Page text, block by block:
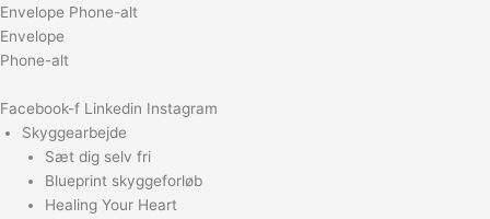
Gå
til
indholdet
Envelope Phone-alt
Envelope
Phone-alt
Facebook-f Linkedin Instagram
Skyggearbejde
Sæt dig selv fri
Blueprint skyggeforløb
Healing Your Heart